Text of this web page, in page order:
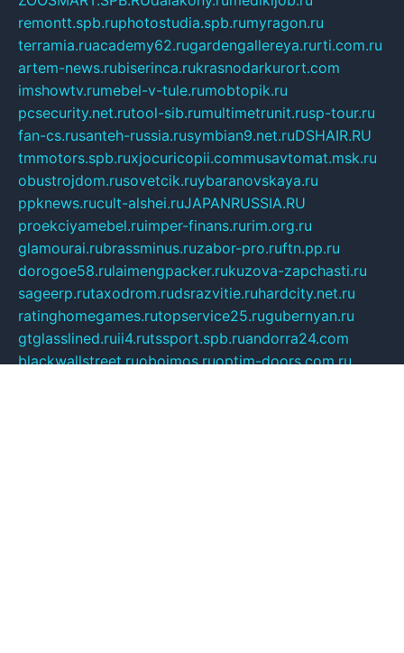
remontt.spb.ruphotostudia.spb.rumyragon.ru
terramia.ruacademy62.rugardengallereya.rurti.com.ru
artem-news.rubiserinca.rukrasnodarkurort.com
imshowtv.rumebel-v-tule.rumobtopik.ru
pcsecurity.net.rutool-sib.rumultimetrunit.rusp-tour.ru
fan-cs.rusanteh-russia.rusymbian9.net.ruDSHAIR.RU
tmmotors.spb.ruxjocuricopii.commusavtomat.msk.ru
obustrojdom.rusovetcik.ruybaranovskaya.ru
ppknews.rucult-alshei.ruJAPANRUSSIA.RU
proekciyamebel.ruimper-finans.rurim.org.ru
glamourai.rubrassminus.ruzabor-pro.ruftn.pp.ru
dorogoe58.rulaimengpacker.rukuzova-zapchasti.ru
sageerp.rutaxodrom.rudsrazvitie.ruhardcity.net.ru
ratinghomegames.rutopservice25.rugubernyan.ru
gtglasslined.ruii4.rutssport.spb.ruandorra24.com
blackwallstreet.ruoboimos.ruoptim-doors.com.ru